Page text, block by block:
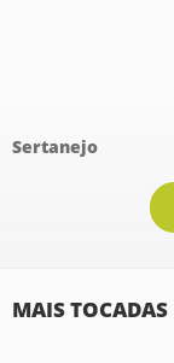
Sertanejo
MAIS TOCADAS